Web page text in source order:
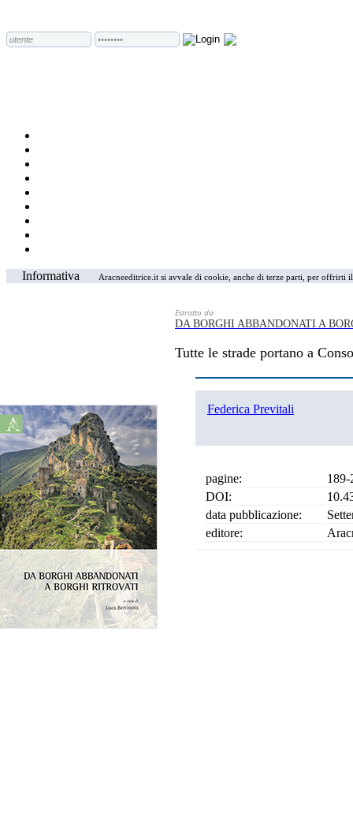
Informativa Aracneeditrice.it si avvale di cookie, anche di terze parti, per
Estratto da
DA BORGHI ABBANDONATI A
Tutte le strade portano a
Federica Previtali
pagine:
189-
DOI:
data pubblicazione:
editore: